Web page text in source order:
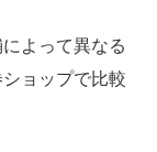
よって異なる
ョップで比較